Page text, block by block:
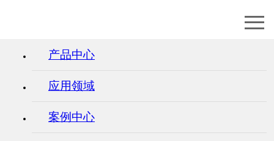
产品中心
应用领域
案例中心